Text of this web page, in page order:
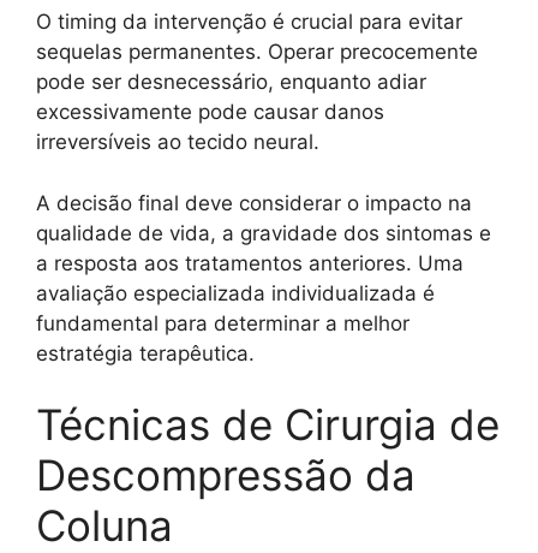
O timing da intervenção é crucial para evitar
sequelas permanentes. Operar precocemente
pode ser desnecessário, enquanto adiar
excessivamente pode causar danos
irreversíveis ao tecido neural.
A decisão final deve considerar o impacto na
qualidade de vida, a gravidade dos sintomas e
a resposta aos tratamentos anteriores. Uma
avaliação especializada individualizada é
fundamental para determinar a melhor
estratégia terapêutica.
Técnicas de Cirurgia de
Descompressão da
Coluna